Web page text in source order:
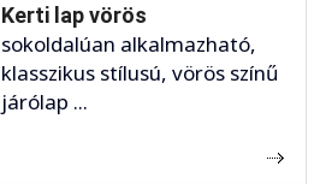
Kerti lap vörös
sokoldalúan alkalmazható,
klasszikus stílusú, vörös színű
járólap ...